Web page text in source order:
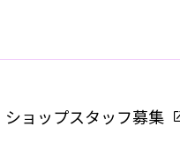
ショップスタッフ募集